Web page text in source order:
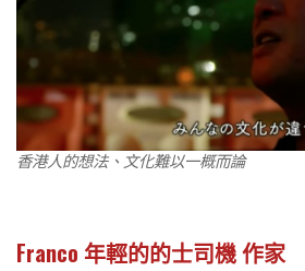
香港人的想法、文化難以一概而論
Franco 年輕的的士司機 作家